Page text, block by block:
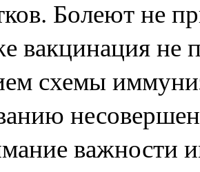
Болеют не
вакцинация не
схемы
важности